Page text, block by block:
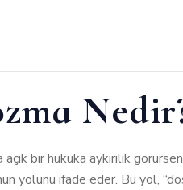
bir hukuka aykırılık
yolunu ifade eder. Bu yol,